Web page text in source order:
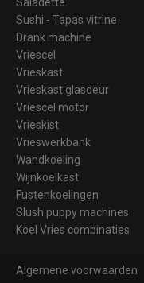
Saladette
Sushi - Tapas vitrine
Drank machine
Vriescel
Vrieskast
Vrieskast glasdeur
Vriescel motor
Vrieskist
Vrieswerkbank
Wandkoeling
Wijnkoelkast
Fustenkoelingen
Slush puppy machines
Koel Vries combinaties
Algemene voorwaarden